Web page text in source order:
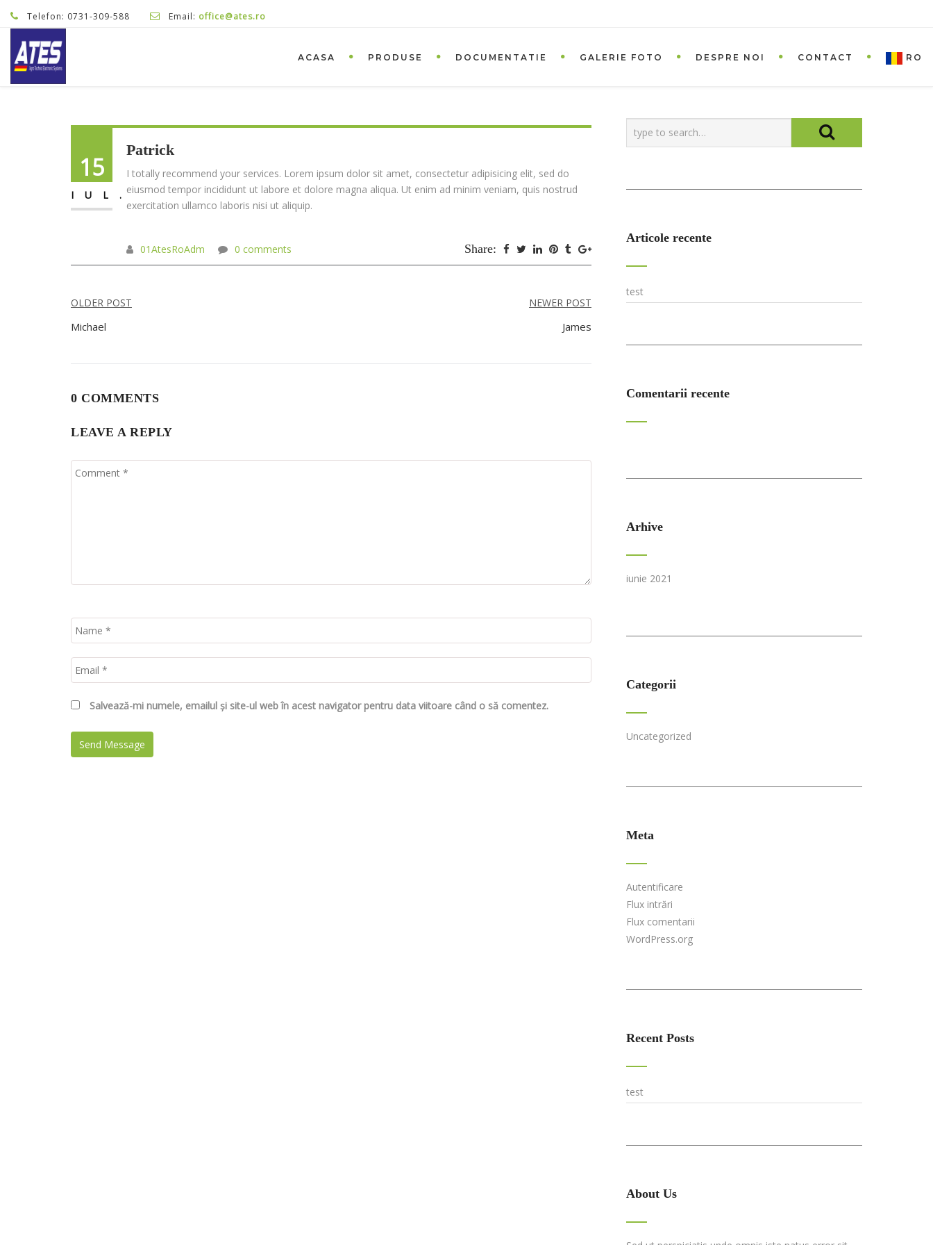
Telefon: 0731-309-588 Email: office@ates.ro
ACASA PRODUSE DOCUMENTATIE GALERIE FOTO DESPRE NOI CONTACT RO
15
IUL.
Patrick
I totally recommend your services. Lorem ipsum dolor sit amet, consectetur adipisicing elit, sed do
eiusmod tempor incididunt ut labore et dolore magna aliqua. Ut enim ad minim veniam, quis nostrud
exercitation ullamco laboris nisi ut aliquip.
01AtesRoAdm 0 comments Share:
Navigare
în
OLDER POST
Michael
NEWER POST
James
0 COMMENTS
LEAVE A REPLY
Salvează-mi numele, emailul și site-ul web în acest navigator pentru data viitoare când o să comentez.
Articole recente
test
Comentarii recente
Arhive
iunie 2021
Categorii
Uncategorized
Meta
Autentificare
Flux intrări
Flux comentarii
WordPress.org
Recent Posts
test
About Us